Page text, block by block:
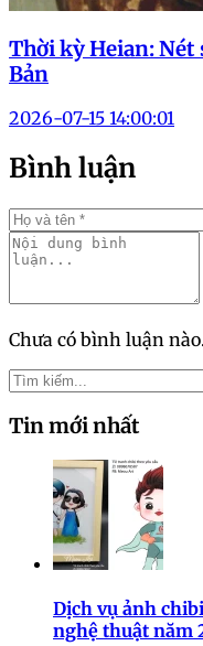
Thời kỳ Heian: Nét
Bản
2026-07-15 14:00:01
Bình luận
Chưa có bình luận
Tin mới nhất
Dịch vụ ảnh
nghệ thuật năm